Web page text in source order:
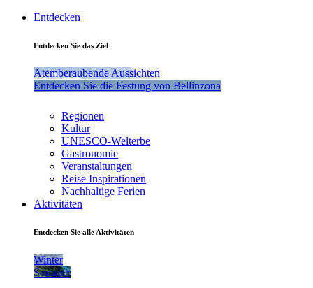
Entdecken
Entdecken Sie das Ziel
Atemberaubende Aussichten
Entdecken Sie die Festung von Bellinzona
Regionen
Kultur
UNESCO-Welterbe
Gastronomie
Veranstaltungen
Reise Inspirationen
Nachhaltige Ferien
Aktivitäten
Entdecken Sie alle Aktivitäten
Winter
Sommer